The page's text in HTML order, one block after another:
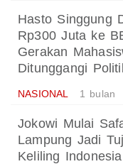
Hasto Singgung
Rp300 Juta ke
Gerakan
Ditunggangi
NASIONAL 1 bulan
Jokowi Mulai
Lampung Jadi
Keliling Indonesia